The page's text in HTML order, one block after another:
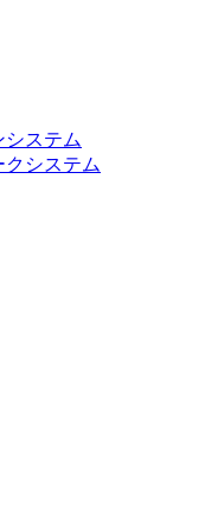
ステム
システム